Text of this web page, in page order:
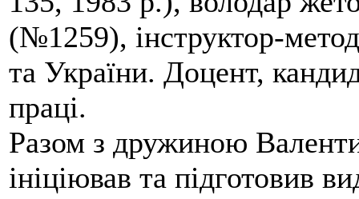
(№1259), інструктор-
та України. Доцент,
праці.
Разом з дружиною
ініціював та підготовив